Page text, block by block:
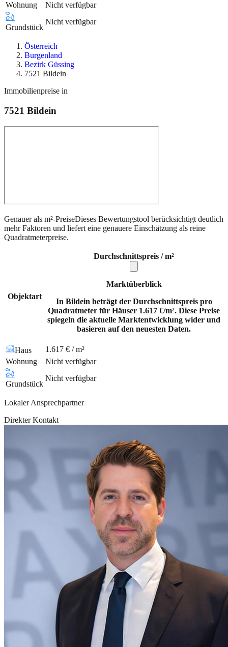
Wohnung
Nicht verfügbar
Grundstück
Nicht verfügbar
Österreich
Burgenland
Bezirk Güssing
7521 Bildein
Immobilienpreise in
7521 Bildein
Genauer als m²-PreiseDieses Bewertungstool berücksichtigt deutlich
mehr Faktoren und liefert eine genauere Einschätzung als reine
Quadratmeterpreise.
Objektart
Durchschnittspreis / m²
Marktüberblick
In Bildein beträgt der Durchschnittspreis pro
Quadratmeter für Häuser 1.617 €/m². Diese Preise
spiegeln die aktuelle Marktentwicklung wider und
basieren auf den neuesten Daten.
Haus
1.617 € / m²
Wohnung
Nicht verfügbar
Grundstück
Nicht verfügbar
Lokaler Ansprechpartner
Direkter Kontakt